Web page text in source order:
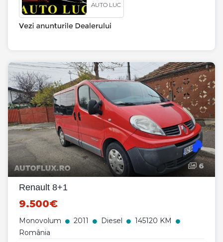
AUTO LUC
6
Renault 8+1
9.500€
Monovolum 2011 Diesel
145120 KM
România